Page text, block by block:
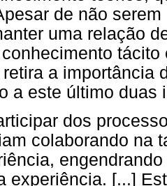
de não
uma relação
a importância
a este último duas
dos
colaborando na
experiência. [...]